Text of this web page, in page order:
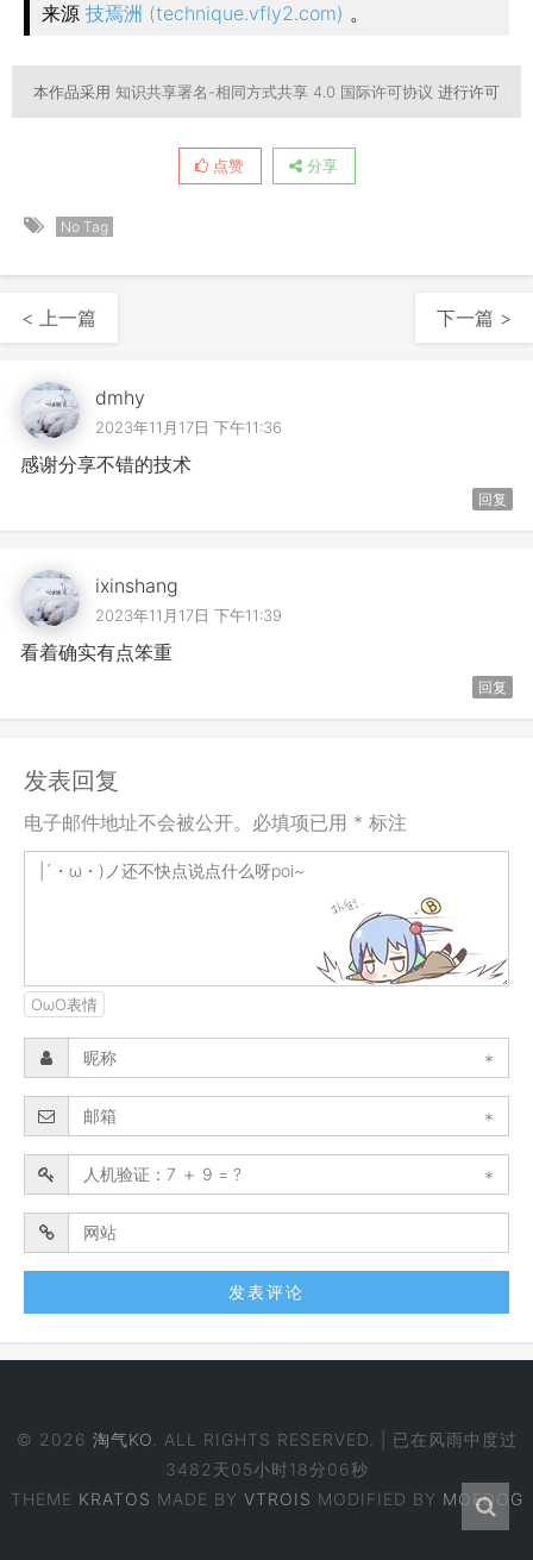
来源 技焉洲 (technique.vfly2.com) 。
本作品采用 知识共享署名-相同方式共享 4.0 国际许可协议 进行许可
点赞 分享
No Tag
< 上一篇 下一篇 >
dmhy
2023年11月17日 下午11:36
感谢分享不错的技术
回复
ixinshang
2023年11月17日 下午11:39
看着确实有点笨重
回复
发表回复
电子邮件地址不会被公开。必填项已用 * 标注
OωO表情
*
*
*
© 2026 淘气KO . ALL RIGHTS RESERVED. | 已在风雨中度过
3482天05小时18分07秒
THEME KRATOS MADE BY VTROIS MODIFIED BY MOEDOG